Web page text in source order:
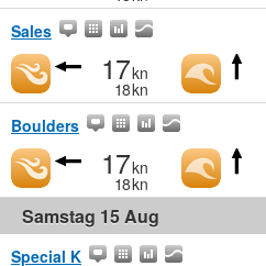
Sales
17kn
18kn
Boulders
17kn
18kn
Samstag 15 Aug
Special K